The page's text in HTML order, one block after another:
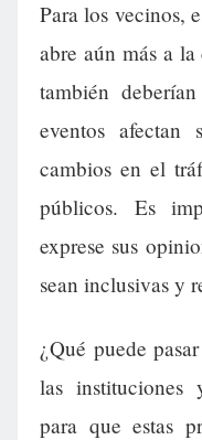
Para los vecinos,
abre aún más a
también
eventos afectan
cambios en el
públicos. Es
exprese sus
sean inclusivas y
¿Qué puede
las instituciones
para que estas